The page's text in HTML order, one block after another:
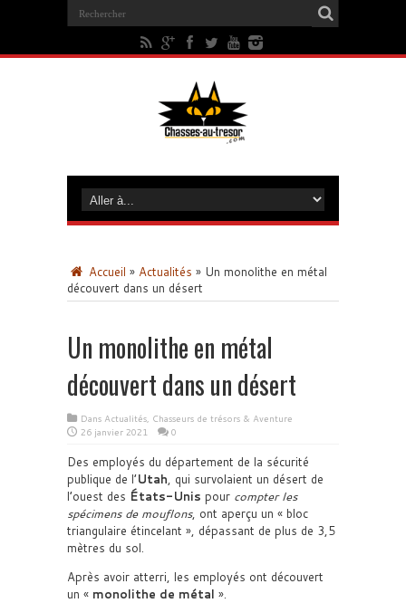
Accueil » Actualités » Un monolithe en métal
découvert dans un désert
Un monolithe en métal
découvert dans un désert
Dans Actualités, Chasseurs de trésors & Aventure
26 janvier 2021
0
Des employés du département de la sécurité
publique de l’Utah, qui survolaient un désert de
l’ouest des États-Unis pour compter les
spécimens de mouflons, ont aperçu un « bloc
triangulaire étincelant », dépassant de plus de 3,5
mètres du sol.
Après avoir atterri, les employés ont découvert
un « monolithe de métal ».